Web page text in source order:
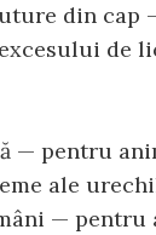
din cap
de
— pentru
ale
— pentru